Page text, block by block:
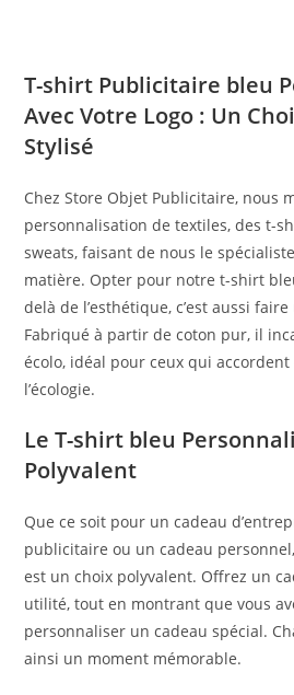
T-shirt Publicitaire bleu
Avec Votre Logo : Un
Stylisé
Chez Store Objet Publicitaire, nous
personnalisation de textiles, des t-
sweats, faisant de nous le
matière. Opter pour notre t-shirt
delà de l’esthétique, c’est aussi
Fabriqué à partir de coton pur, il
écolo, idéal pour ceux qui accordent
l’écologie.
Le T-shirt bleu
Polyvalent
Que ce soit pour un cadeau
publicitaire ou un cadeau
est un choix polyvalent. Offrez un
utilité, tout en montrant que vous
personnaliser un cadeau spécial.
ainsi un moment mémorable.